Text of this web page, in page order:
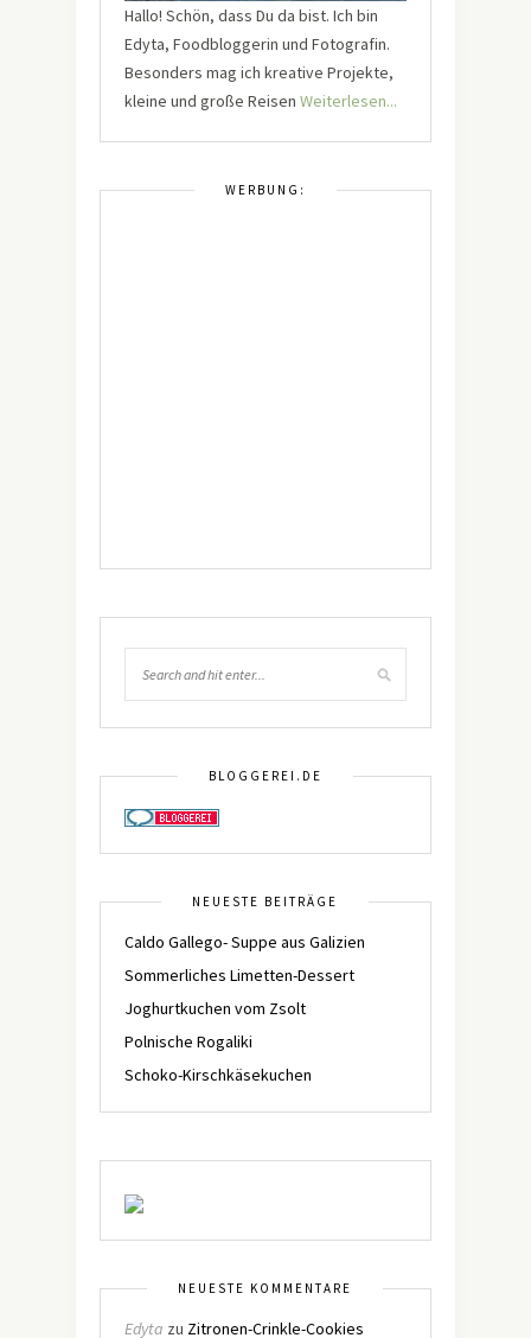
Hallo! Schön, dass Du da bist. Ich bin
Edyta, Foodbloggerin und Fotografin.
Besonders mag ich kreative Projekte,
kleine und große Reisen Weiterlesen...
WERBUNG:
BLOGGEREI.DE
NEUESTE BEITRÄGE
Caldo Gallego- Suppe aus Galizien
Sommerliches Limetten-Dessert
Joghurtkuchen vom Zsolt
Polnische Rogaliki
Schoko-Kirschkäsekuchen
NEUESTE KOMMENTARE
Edyta zu Zitronen-Crinkle-Cookies